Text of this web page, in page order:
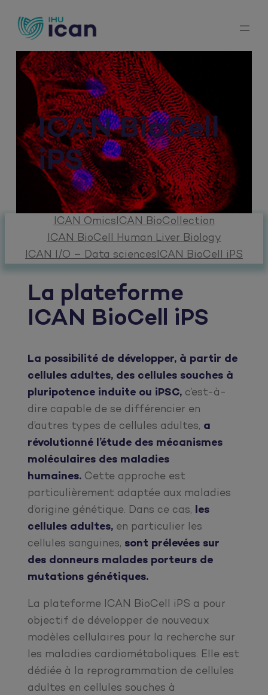
ICAN BioCell
iPS
ICAN OmicsICAN BioCollection
ICAN BioCell Human Liver Biology
ICAN I/O – Data sciencesICAN BioCell iPS
La plateforme
ICAN BioCell iPS
La possibilité de développer, à partir de
cellules adultes, des cellules souches à
pluripotence induite ou iPSC, c’est-à-
dire capable de se différencier en
d’autres types de cellules adultes, a
révolutionné l’étude des mécanismes
moléculaires des maladies
humaines. Cette approche est
particulièrement adaptée aux maladies
d’origine génétique. Dans ce cas,
les
cellules adultes, en particulier les
cellules sanguines, sont prélevées sur
des donneurs malades porteurs de
mutations génétiques.
La plateforme ICAN BioCell iPS a pour
objectif de développer de nouveaux
modèles cellulaires pour la recherche sur
les maladies cardiométaboliques. Elle est
dédiée à la reprogrammation de cellules
adultes en cellules souches à